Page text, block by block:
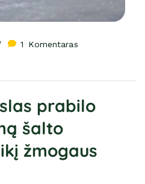
1
Komentaras
prabilo
šalto
žmogaus